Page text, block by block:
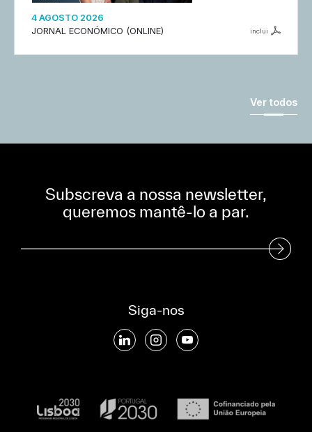
4 AGOSTO 2026
JORNAL ECONÓMICO (ONLINE)
inclui
Ver todos
Subscreva a nossa newsletter,
queremos mantê-lo a par.
Subscreva a nossa Newsletter
Siga-nos